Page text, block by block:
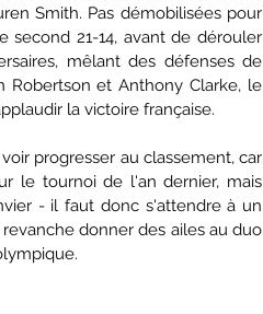
Smith. Pas démobilisées pour
21-14, avant de dérouler
mêlant des défenses de
et Anthony Clarke, le
la victoire française.
progresser au classement, car
le tournoi de l'an dernier, mais
- il faut donc s'attendre à un
donner des ailes au duo